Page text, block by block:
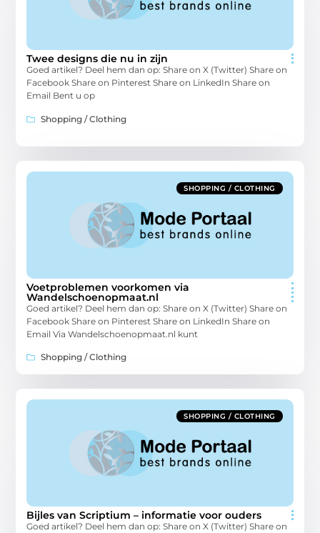
Twee designs die nu in zijn
Goed artikel? Deel hem dan op: Share on X (Twitter) Share on
Facebook Share on Pinterest Share on LinkedIn Share on
Email Bent u op
Shopping / Clothing
SHOPPING / CLOTHING
Voetproblemen voorkomen via
Wandelschoenopmaat.nl
Goed artikel? Deel hem dan op: Share on X (Twitter) Share on
Facebook Share on Pinterest Share on LinkedIn Share on
Email Via Wandelschoenopmaat.nl kunt
Shopping / Clothing
SHOPPING / CLOTHING
Bijles van Scriptium – informatie voor ouders
Goed artikel? Deel hem dan op: Share on X (Twitter) Share on